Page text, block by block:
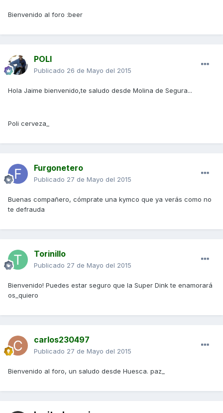
Bienvenido al foro :beer
POLI
Publicado 26 de Mayo del 2015
Hola Jaime bienvenido,te saludo desde Molina de Segura...
Poli cerveza_
Furgonetero
Publicado 27 de Mayo del 2015
Buenas compañero, cómprate una kymco que ya verás como no
te defrauda
Torinillo
Publicado 27 de Mayo del 2015
Bienvenido! Puedes estar seguro que la Super Dink te enamorará
os_quiero
carlos230497
Publicado 27 de Mayo del 2015
Bienvenido al foro, un saludo desde Huesca. paz_